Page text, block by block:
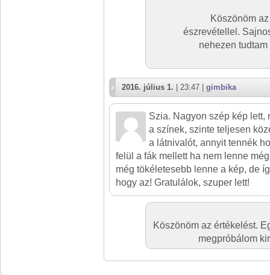
Köszönöm
észrevétellel.
nehezen
2016. július 1. | 23:47 | gimbika
Szia. Nagyon szép kép lett,
a színek, szinte teljesen
a látnivalót, annyit tennék
felül a fák mellett ha nem lenne
még tökéletesebb lenne a kép, de
hogy az! Gratulálok, szuper lett!
Köszönöm az értékelést.
megpróbálom